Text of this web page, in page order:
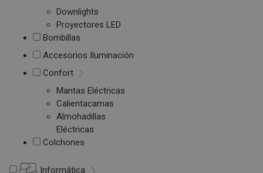
Downlights
Proyectores LED
Bombillas
Accesorios Iluminación
Confort
Mantas Eléctricas
Calientacamas
Almohadillas
Eléctricas
Colchones
Informática